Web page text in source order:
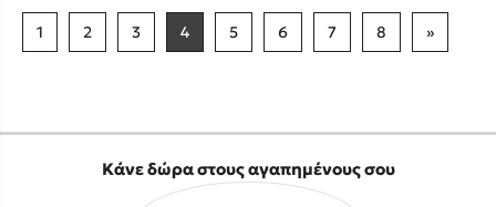
1 2 3 4 5 6 7 8 »
Κάνε δώρα στους αγαπημένους σου